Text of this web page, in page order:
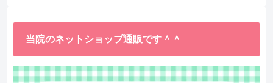
当院のネットショップ通販です＾＾